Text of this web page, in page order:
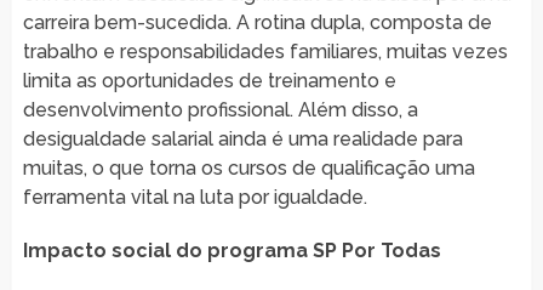
carreira bem-sucedida. A rotina dupla, composta de
trabalho e responsabilidades familiares, muitas vezes
limita as oportunidades de treinamento e
desenvolvimento profissional. Além disso, a
desigualdade salarial ainda é uma realidade para
muitas, o que torna os cursos de qualificação uma
ferramenta vital na luta por igualdade.
Impacto social do programa SP Por Todas